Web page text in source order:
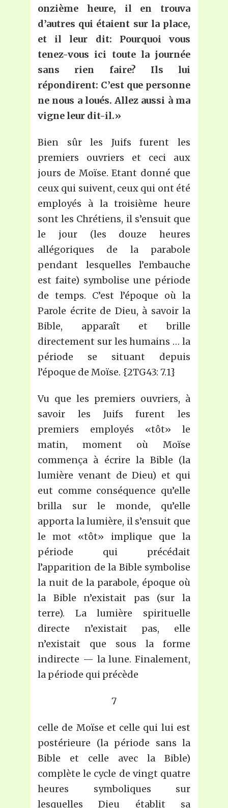
onzième heure, il en trouva
d’autres qui étaient sur la place,
et il leur dit: Pourquoi vous
tenez-vous ici toute la journée
sans rien faire? Ils lui
répondirent: C’est que personne
ne nous a loués. Allez aussi à ma
vigne leur dit-il.»
Bien sûr les Juifs furent les
premiers ouvriers et ceci aux
jours de Moïse. Etant donné que
ceux qui suivent, ceux qui ont été
employés à la troisième heure
sont les Chrétiens, il s’ensuit que
le jour (les douze heures
allégoriques de la parabole
pendant lesquelles l’embauche
est faite) symbolise une période
de temps. C’est l’époque où la
Parole écrite de Dieu, à savoir la
Bible, apparaît et brille
directement sur les humains … la
période se situant depuis
l’époque de Moïse. {2TG43: 7.1}
Vu que les premiers ouvriers, à
savoir les Juifs furent les
premiers employés «tôt» le
matin, moment où Moïse
commença à écrire la Bible (la
lumière venant de Dieu) et qui
eut comme conséquence qu’elle
brilla sur le monde, qu’elle
apporta la lumière, il s’ensuit que
le mot «tôt» implique que la
période qui précédait
l’apparition de la Bible symbolise
la nuit de la parabole, époque où
la Bible n’existait pas (sur la
terre). La lumière spirituelle
directe n’existait pas, elle
n’existait que sous la forme
indirecte — la lune. Finalement,
la période qui précède
7
celle de Moïse et celle qui lui est
postérieure (la période sans la
Bible et celle avec la Bible)
complète le cycle de vingt quatre
heures symboliques sur
lesquelles Dieu établit sa